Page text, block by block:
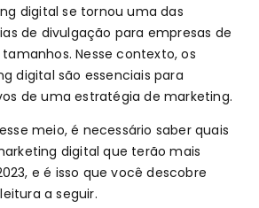
digital se tornou uma das
de divulgação para empresas de
Nesse contexto, os
digital são essenciais para
de uma estratégia de marketing.
meio, é necessário saber quais
digital que terão mais
e é isso que você descobre
a seguir.